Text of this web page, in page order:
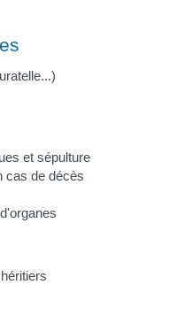
et sépulture
cas de décès